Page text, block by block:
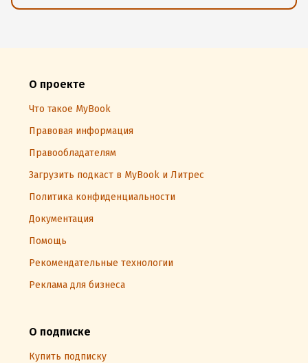
О проекте
Что такое MyBook
Правовая информация
Правообладателям
Загрузить подкаст в MyBook и Литрес
Политика конфиденциальности
Документация
Помощь
Рекомендательные технологии
Реклама для бизнеса
О подписке
Купить подписку